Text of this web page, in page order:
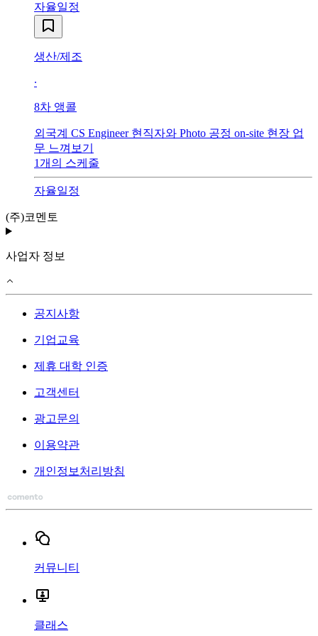
자율일정
생산/제조
∙
8차 앵콜
외국계 CS Engineer 현직자와 Photo 공정 on-site 현장 업
무 느껴보기
1개의 스케줄
자율일정
(주)코멘토
사업자 정보
공지사항
기업교육
제휴 대학 인증
고객센터
광고문의
이용약관
개인정보처리방침
커뮤니티
클래스